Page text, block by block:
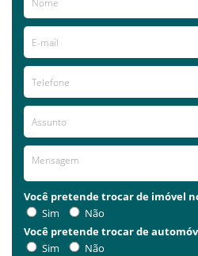
Você pretende trocar de imóvel
Sim
Não
Você pretende trocar de
Sim
Não